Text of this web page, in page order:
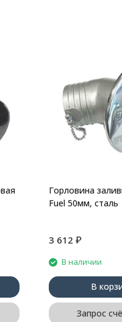
Горловина
Fuel 50мм, сталь
3 612 ₽
В наличии
В
Запрос